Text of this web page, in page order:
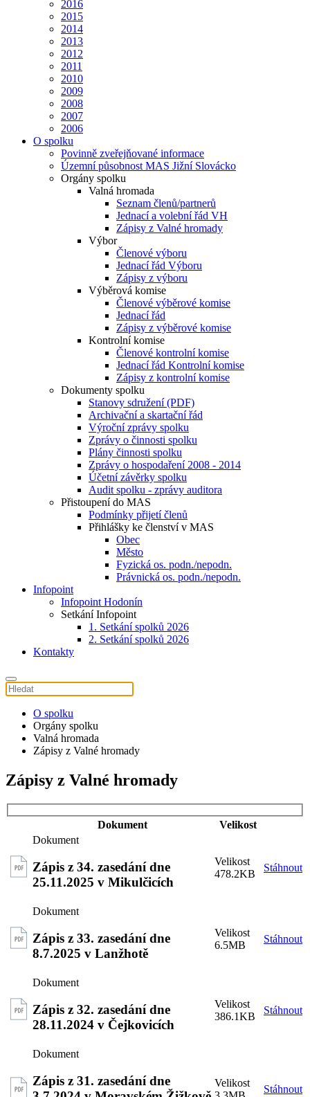
2016
2015
2014
2013
2012
2011
2010
2009
2008
2007
2006
O spolku
Povinně zveřejňované informace
Územní působnost MAS Jižní Slovácko
Orgány spolku
Valná hromada
Seznam členů/partnerů
Jednací a volební řád VH
Zápisy z Valné hromady
Výbor
Členové výboru
Jednací řád Výboru
Zápisy z výboru
Výběrová komise
Členové výběrové komise
Jednací řád
Zápisy z výběrové komise
Kontrolní komise
Členové kontrolní komise
Jednací řád Kontrolní komise
Zápisy z kontrolní komise
Dokumenty spolku
Stanovy sdružení (PDF)
Archivační a skartační řád
Výroční zprávy spolku
Zprávy o činnosti spolku
Plány činnosti spolku
Zprávy o hospodaření 2008 - 2014
Účetní závěrky spolku
Audit spolku - zprávy auditora
Přistoupení do MAS
Podmínky přijetí členů
Přihlášky ke členství v MAS
Obec
Město
Fyzická os. podn./nepodn.
Právnická os. podn./nepodn.
Infopoint
Infopoint Hodonín
Setkání Infopoint
1. Setkání spolků 2026
2. Setkání spolků 2026
Kontakty
O spolku
Orgány spolku
Valná hromada
Zápisy z Valné hromady
Zápisy z Valné hromady
Dokument Velikost
Zápis z 34. zasedání dne
25.11.2025 v Mikulčicích
478.2KB
Stáhnout
Zápis z 33. zasedání dne
8.7.2025 v Lanžhotě
6.5MB
Stáhnout
Zápis z 32. zasedání dne
28.11.2024 v Čejkovicích
386.1KB
Stáhnout
Zápis z 31. zasedání dne
Stáhnout